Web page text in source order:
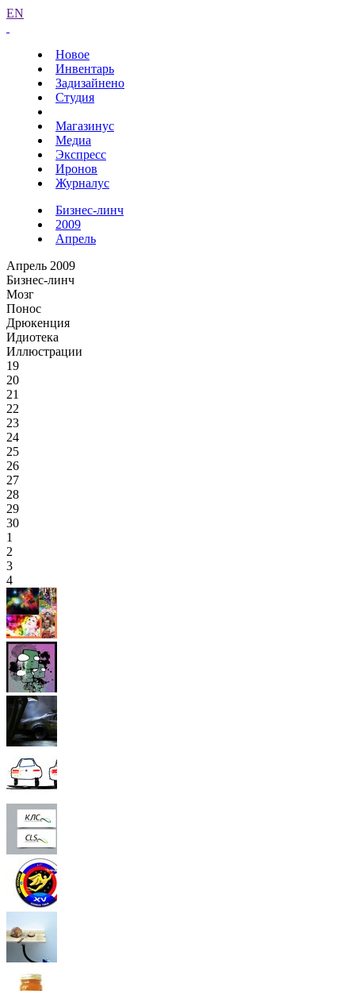
EN
Новое
Инвентарь
Задизайнено
Студия
Магазинус
Медиа
Экспресс
Иронов
Журналус
Бизнес-линч
2009
Апрель
Апрель 2009
Бизнес-линч
Мозг
Понос
Дрюкенция
Идиотека
Иллюстрации
19
20
21
22
23
24
25
26
27
28
29
30
1
2
3
4